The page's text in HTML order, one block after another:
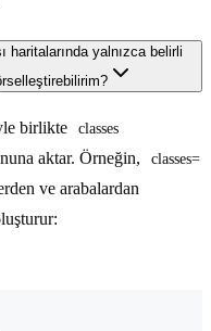
haritalarında yalnızca belirli
birlikte classes
aktar. Örneğin,
classes=
ve arabalardan